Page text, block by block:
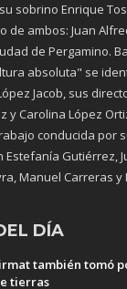
sobrino Enrique
de ambos: Juan
de Pergamino.
absoluta" se
Jacob, sus
y Carolina López
conducida por
Gutiérrez,
Manuel Carreras
DÍA
también tomó
tierras